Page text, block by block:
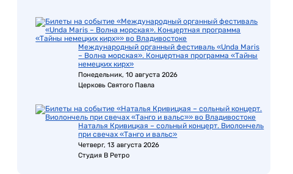
Международный органный фестиваль «Unda Maris
– Волна морская». Концертная программа «Тайны
немецких кирх»
Понедельник, 10 августа 2026
Церковь Святого Павла
Наталья Кривицкая – сольный концерт. Виолончель
при свечах «Танго и вальс»
Четверг, 13 августа 2026
Студия В Ретро